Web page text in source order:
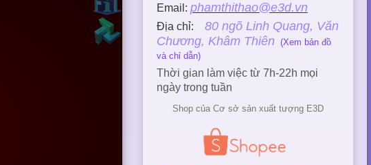
Email: phamthithao@e3d.vn
Địa chỉ: 80 ngõ Linh Quang, Văn
Chương, Khâm Thiên (Xem bản đồ
và chỉ dẫn)
Thời gian làm việc từ 7h-22h mọi
ngày trong tuần
Shop của Cơ sở sản xuất tượng E3D